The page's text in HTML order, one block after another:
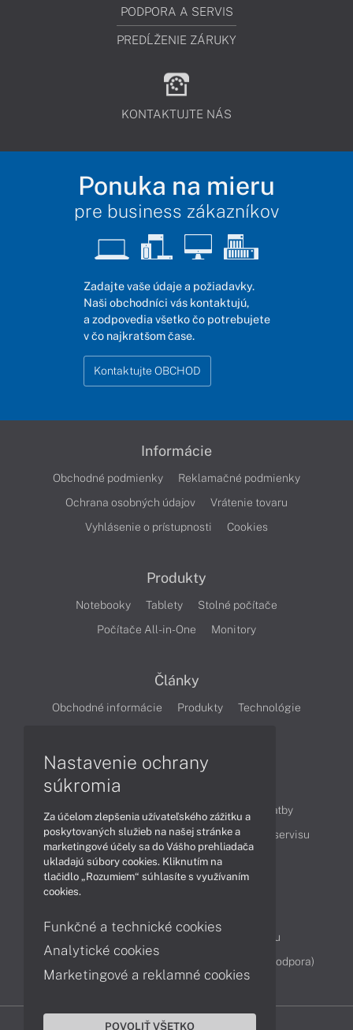
PODPORA A SERVIS
PREDĹŽENIE ZÁRUKY
KONTAKTUJTE NÁS
Ponuka na mieru
pre business zákazníkov
Zadajte vaše údaje a požiadavky.
Naši obchodníci vás kontaktujú,
a zodpovedia všetko čo potrebujete
v čo najkratšom čase.
Kontaktujte OBCHOD
Informácie
Obchodné podmienky
Reklamačné podmienky
Ochrana osobných údajov
Vrátenie tovaru
Vyhlásenie o prístupnosti
Cookies
Produkty
Notebooky Tablety
Stolné počítače
Počítače All-in-One
Monitory
Články
Obchodné informácie Produkty
Technológie
Ako nakupovať
Možnosti doručenia a platby
Podpora a servis
Servisné služby Cenník servisu
Kontakty
Reklamácia tovaru
Diagnostiky online
TeamViewer (vzdialená podpora)
Nastavenie ochrany
súkromia
Za účelom zlepšenia užívateľského zážitku a
poskytovaných služieb na našej stránke a
marketingové účely sa do Vášho prehliadača
ukladajú súbory cookies. Kliknutím na
tlačidlo „Rozumiem“ súhlasíte s využívaním
cookies.
Funkčné a technické cookies
Analytické cookies
Marketingové a reklamné cookies
POVOLIŤ VŠETKO